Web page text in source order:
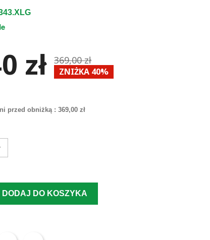
zł 369,00 zł
ZNIŻKA 40%
przed obniżką : 369,00 zł
DODAJ DO KOSZYKA